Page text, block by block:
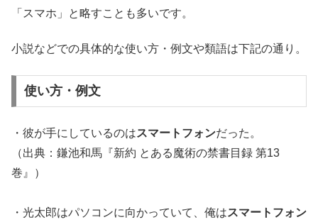
「スマホ」と略すことも多いです。
小説などでの具体的な使い方・例文や類語は下記の通り。
使い方・例文
・彼が手にしているのはスマートフォンだった。
（出典：鎌池和馬『新約 とある魔術の禁書目録 第13
巻』）
・光太郎はパソコンに向かっていて、俺はスマートフォン